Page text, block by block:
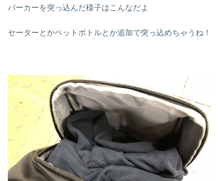
パーカーを突っ込んだ様子はこんなだよ
セーターとかペットボトルとか追加で突っ込めちゃうね！